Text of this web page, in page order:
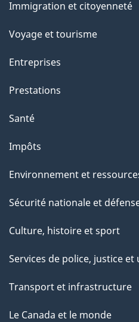
a
a
g
"
sujets
Immigration et citoyenneté
Voyage et tourisme
Entreprises
Prestations
Santé
Impôts
Environnement et
Sécurité nationale et
Culture, histoire et sport
Services de police, justice et
Transport et infrastructure
Le Canada et le monde